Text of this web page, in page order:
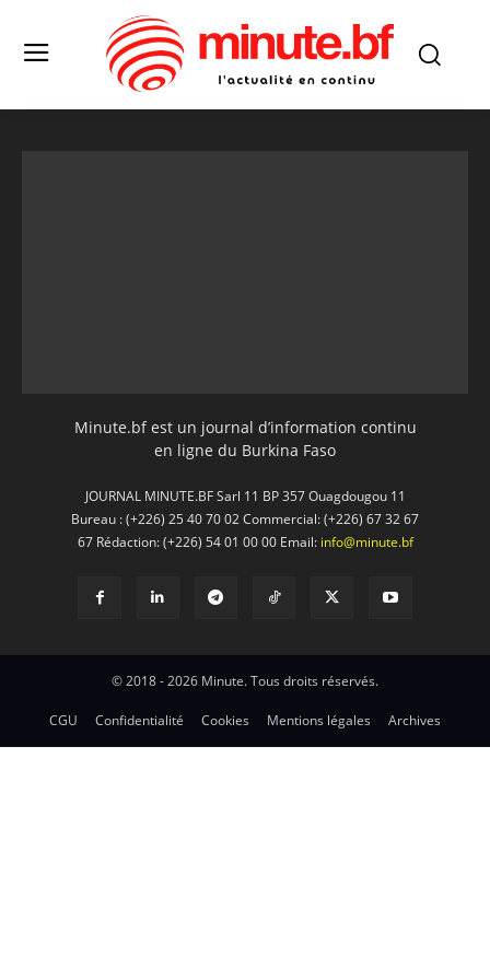
Minute.bf est un journal d’information continu
en ligne du Burkina Faso
JOURNAL MINUTE.BF Sarl 11 BP 357 Ouagdougou 11
Bureau : (+226) 25 40 70 02 Commercial: (+226) 67 32 67
67 Rédaction: (+226) 54 01 00 00 Email: info@minute.bf
© 2018 - 2026 Minute. Tous droits réservés.
CGU Confidentialité Cookies Mentions légales Archives